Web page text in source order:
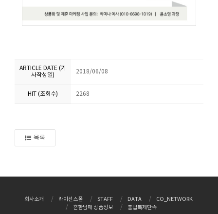
ARTICLE DATE (기
사작성일)
2018/06/08
HIT (조회수) 2268
목록
회사소개 라이선스폼 STAFF DATA
CO_NETWORK
흔한남매 상품정보
불법복제단속